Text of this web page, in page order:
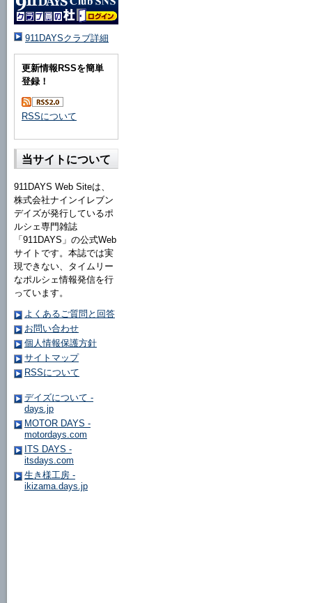
911DAYSクラブ詳細
更新情報RSSを簡単
登録！
RSSについて
当サイトについて
911DAYS Web Siteは、
株式会社ナインイレブン
デイズが発行しているポ
ルシェ専門雑誌
「911DAYS」の公式Web
サイトです。本誌では実
現できない、タイムリー
なポルシェ情報発信を行
っています。
よくあるご質問と回答
お問い合わせ
個人情報保護方針
サイトマップ
RSSについて
デイズについて -
days.jp
MOTOR DAYS -
motordays.com
ITS DAYS -
itsdays.com
生き様工房 -
ikizama.days.jp